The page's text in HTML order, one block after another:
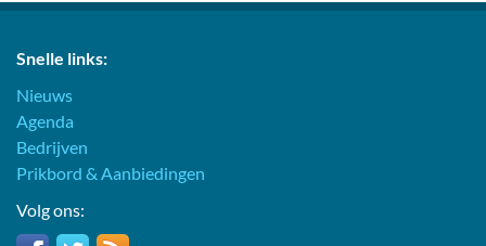
Snelle links:
Nieuws
Agenda
Bedrijven
Prikbord & Aanbiedingen
Volg ons: